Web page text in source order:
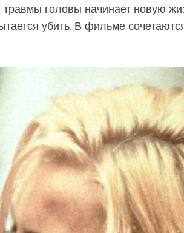
головы начинает новую
убить. В фильме